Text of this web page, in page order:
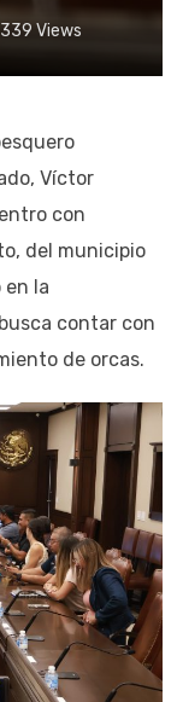
339 Views
Víctor
con
del municipio
en la
contar con
de orcas.